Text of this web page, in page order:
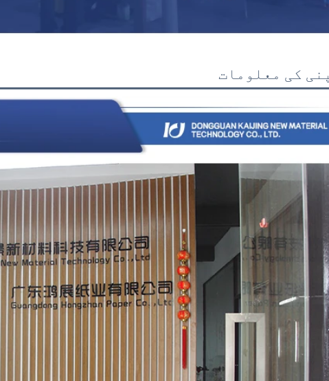
کی معلومات